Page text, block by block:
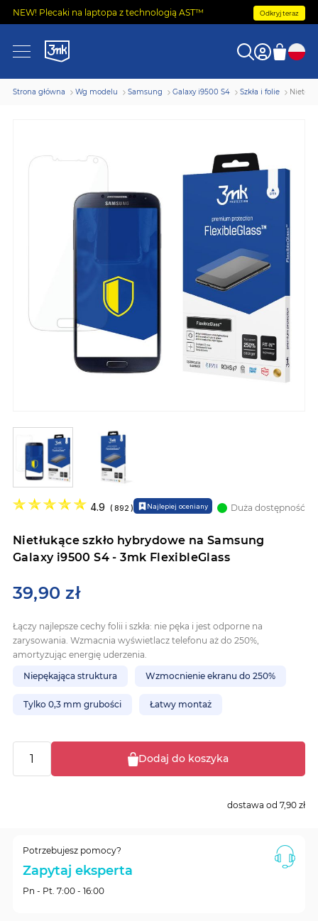
NEW! Plecaki na laptopa z technologią AST™ Odkryj teraz
Strona główna Wg modelu Samsung Galaxy i9500 S4 Szkła i folie
koniec
galerii
Przejdź
na
początek
4.9 (892 ) Najlepiej oceniany Duża dostępność
Nietłukące szkło hybrydowe na Samsung
Galaxy i9500 S4 - 3mk FlexibleGlass
39,90 zł
Łączy najlepsze cechy folii i szkła: nie pęka i jest odporne na
zarysowania. Wzmacnia wyświetlacz telefonu aż do 250%,
amortyzując energię uderzenia.
Niepękająca struktura
Wzmocnienie ekranu do 250%
Tylko 0,3 mm grubości Łatwy montaż
Dodaj do koszyka
dostawa od 7,90 zł
Potrzebujesz pomocy?
Zapytaj eksperta
Pn - Pt. 7:00 - 16:00